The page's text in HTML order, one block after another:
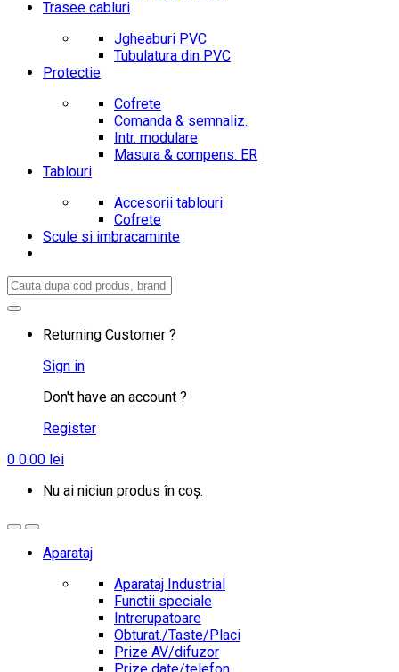
Trasee cabluri
Jgheaburi PVC
Tubulatura din PVC
Protectie
Cofrete
Comanda & semnaliz.
Intr. modulare
Masura & compens. ER
Tablouri
Accesorii tablouri
Cofrete
Scule si imbracaminte
Search
Returning Customer ?
Sign in
Don't have an account ?
Register
0 0.00 lei
Nu ai niciun produs în coș.
Aparataj
Aparataj Industrial
Functii speciale
Intrerupatoare
Obturat./Taste/Placi
Prize AV/difuzor